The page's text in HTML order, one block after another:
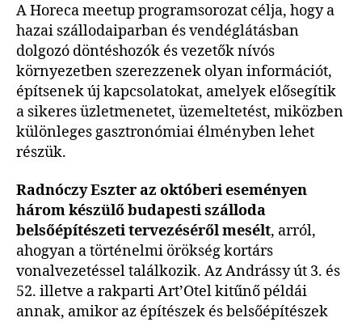
A Horeca meetup programsorozat célja, hogy a
hazai szállodaiparban és vendéglátásban
dolgozó döntéshozók és vezetők nívós
környezetben szerezzenek olyan információt,
építsenek új kapcsolatokat, amelyek elősegítik
a sikeres üzletmenetet, üzemeltetést, miközben
különleges gasztronómiai élményben lehet
részük.
Radnóczy Eszter az októberi eseményen
három készülő budapesti szálloda
belsőépítészeti tervezéséről mesélt, arról,
ahogyan a történelmi örökség kortárs
vonalvezetéssel találkozik. Az Andrássy út 3. és
52. illetve a rakparti Art’Otel kitűnő példái
annak, amikor az építészek és belsőépítészek